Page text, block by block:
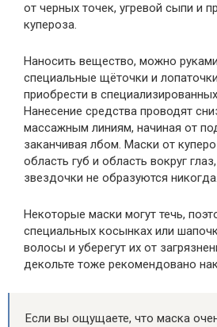
от черных точек, угревой сыпи и
купероза.
Наносить вещество, можно
специальные щёточки и
приобрести в
Нанесение средства проводят
массажным линиям, начиная от
заканчивая лбом. Маски от
область губ и область вокруг
звездочки не образуются никогда.
Некоторые маски могут течь,
специальных косынках или
волосы и уберегут их от
декольте тоже рекомендовано
Если вы ощущаете, что маска